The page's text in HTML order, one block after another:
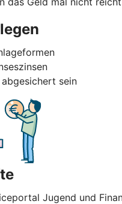
sein
Jugend und